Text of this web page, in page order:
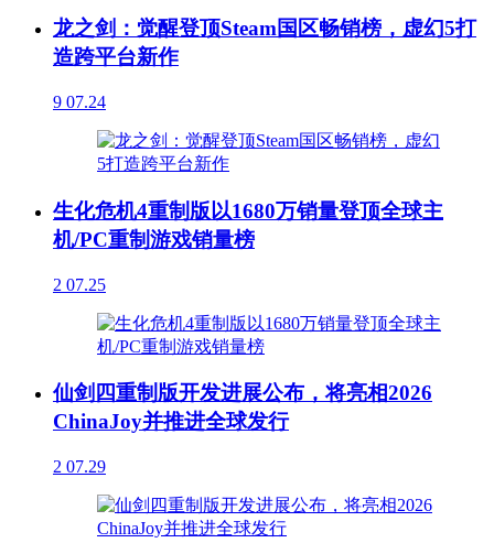
龙之剑：觉醒登顶Steam国区畅销榜，虚幻5打
造跨平台新作
9 07.24
生化危机4重制版以1680万销量登顶全球主
机/PC重制游戏销量榜
2 07.25
仙剑四重制版开发进展公布，将亮相2026
ChinaJoy并推进全球发行
2 07.29